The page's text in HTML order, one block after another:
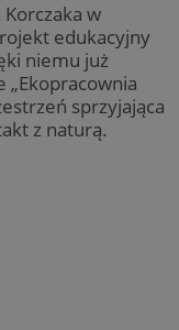
Korczaka w
edukacyjny
niemu już
„Ekopracownia
sprzyjająca
z naturą.